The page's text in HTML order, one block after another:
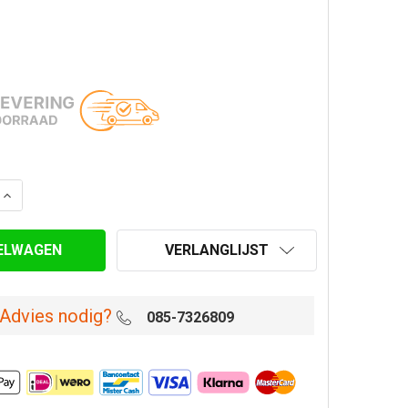
VAN CONSOLE PLAAT Ø 125/175 MM
VERHOOG AANTAL VAN CONSOLE PLAAT Ø 125/175 MM
VERLANGLIJST
Advies nodig? 085-7326809